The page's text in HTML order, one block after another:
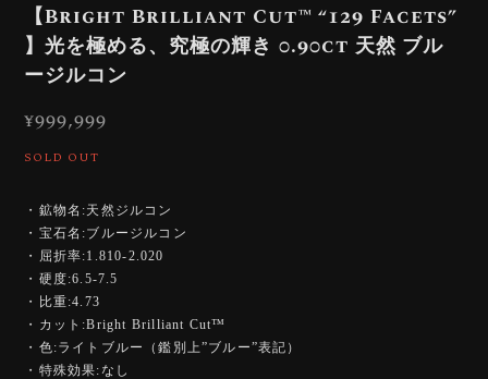
【Bright Brilliant Cut™️ “129 Facets”
】光を極める、究極の輝き 0.90ct 天然 ブル
ージルコン
¥999,999
SOLD OUT
・鉱物名:天然ジルコン
・宝石名:ブルージルコン
・屈折率:1.810-2.020
・硬度:6.5-7.5
・比重:4.73
・カット:Bright Brilliant Cut™️
・色:ライトブルー（鑑別上”ブルー”表記）
・特殊効果:なし